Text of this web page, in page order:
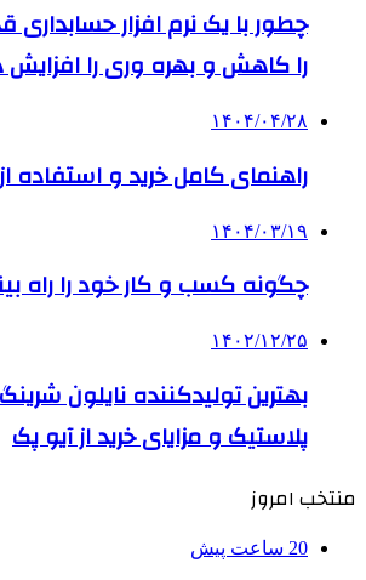
چطور با یک نرم افزار حسابداری
را کاهش و بهره وری را
۱۴۰۴/۰۴/۲۸
راهنمای کامل خرید و استفاده از
۱۴۰۴/۰۳/۱۹
چگونه کسب و کار خود را راه
۱۴۰۲/۱۲/۲۵
بهترین تولیدکننده نایلون
پلاستیک و مزایای خرید از آیو پک
منتخب امروز
20 ساعت پیش